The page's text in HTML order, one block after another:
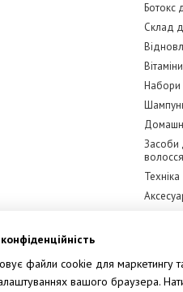
Ботокс
Склад
Набори
Засоби
волосся
Техніка
файли cookie для маркетингу
вашого браузера.